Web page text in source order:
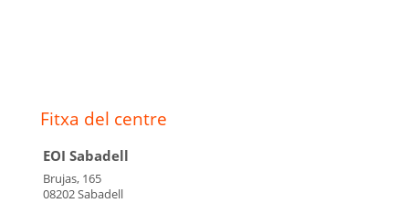
Fitxa del centre
EOI Sabadell
Brujas, 165
08202 Sabadell